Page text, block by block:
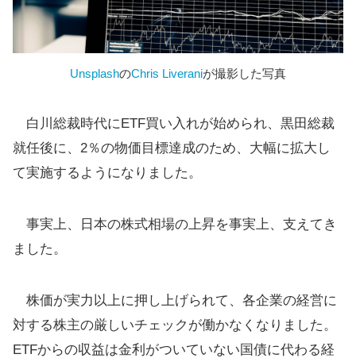
UnsplashのChris Liveraniが撮影した写真
白川総裁時代にETF買い入れが始められ、黒田総裁
就任後に、2％の物価目標達成のため、大幅に拡大し
て実施するようになりました。
事実上、日本の株式相場の上昇を事実上、支えてき
ました。
株価が実力以上に押し上げられて、各企業の経営に
対する株主の厳しいチェックが働かなくなりました。
ETFからの収益は金利がついていない国債に代わる経